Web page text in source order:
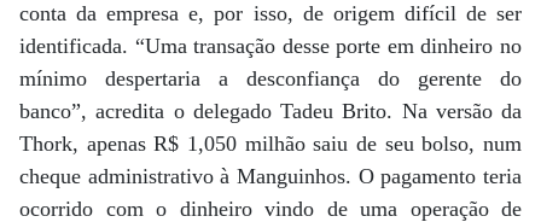
conta da empresa e, por isso, de origem difícil de ser
identificada. “Uma transação desse porte em dinheiro no
mínimo despertaria a desconfiança do gerente do
banco”, acredita o delegado Tadeu Brito. Na versão da
Thork, apenas R$ 1,050 milhão saiu de seu bolso, num
cheque administrativo à Manguinhos. O pagamento teria
ocorrido com o dinheiro vindo de uma operação de